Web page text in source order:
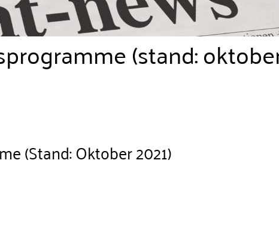
(stand:
(Stand: Oktober 2021)